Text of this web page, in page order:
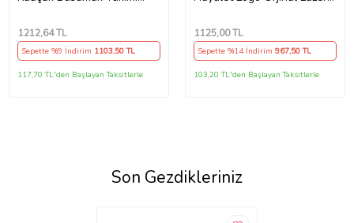
A+++Kalite
1212,64 TL
Sepette %9 İndirim 1103,50 TL
117,70 TL'den Başlayan Taksitlerle
1125,00 TL
Sepette %14 İndirim 967,50 TL
103,20 TL'den Başlayan Taksitlerle
Son Gezdikleriniz